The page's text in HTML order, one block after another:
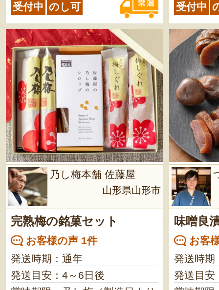
受付中 のし可 受付中
乃し梅本舗 佐藤屋
山形県山形市
完熟梅の銘菓セット
お客様の声 1件
発送時期：通年
発送目安：4～6日後
味噌良
お客
発送時期
発送目安